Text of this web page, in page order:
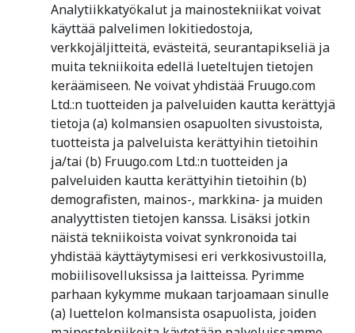
Analytiikkatyökalut ja mainostekniikat voivat
käyttää palvelimen lokitiedostoja,
verkkojäljitteitä, evästeitä, seurantapikseliä ja
muita tekniikoita edellä lueteltujen tietojen
keräämiseen. Ne voivat yhdistää Fruugo.com
Ltd.:n tuotteiden ja palveluiden kautta kerättyjä
tietoja (a) kolmansien osapuolten sivustoista,
tuotteista ja palveluista kerättyihin tietoihin
ja/tai (b) Fruugo.com Ltd.:n tuotteiden ja
palveluiden kautta kerättyihin tietoihin (b)
demografisten, mainos-, markkina- ja muiden
analyyttisten tietojen kanssa. Lisäksi jotkin
näistä tekniikoista voivat synkronoida tai
yhdistää käyttäytymisesi eri verkkosivustoilla,
mobiilisovelluksissa ja laitteissa. Pyrimme
parhaan kykymme mukaan tarjoamaan sinulle
(a) luettelon kolmansista osapuolista, joiden